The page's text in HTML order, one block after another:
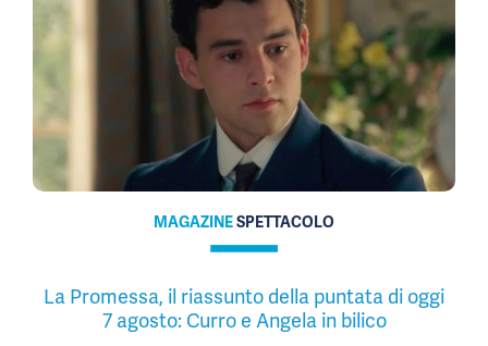
MAGAZINESPETTACOLO
La Promessa, il riassunto della puntata di oggi
7 agosto: Curro e Angela in bilico